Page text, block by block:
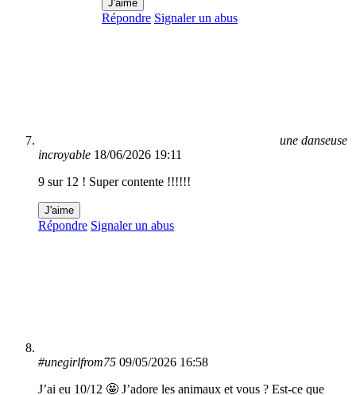
J'aime
Répondre Signaler un abus
une danseuse
incroyable 18/06/2026 19:11
9 sur 12 ! Super contente !!!!!!
J'aime
Répondre Signaler un abus
#unegirlfrom75 09/05/2026 16:58
J’ai eu 10/12 🤩 J’adore les animaux et vous ? Est-ce que